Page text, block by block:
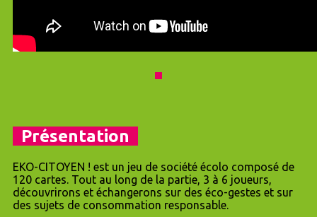
Présentation
EKO-CITOYEN ! est un jeu de société écolo composé de
120 cartes. Tout au long de la partie, 3 à 6 joueurs,
découvrirons et échangerons sur des éco-gestes et sur
des sujets de consommation responsable.